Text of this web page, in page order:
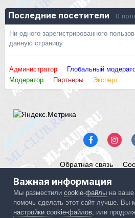
Последние посетители 0
Ни одного зарегистрированного
данную страницу
Администратор Глобальный
Модератор
Партнеры Эксперт
Обратная связь
Powered by Invision
Важная информация
Мы разместилиcookie-файлы на ваше
помочь сделать этот сайт лучше. Вы
настройки cookie-файлов , или
IPS spam blocked by